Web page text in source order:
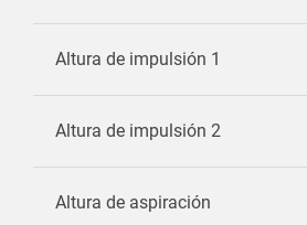
Altura de impulsión 1
Altura de impulsión 2
Altura de aspiración